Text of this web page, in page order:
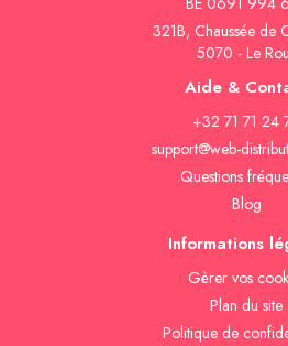
321B, Chaussée de
5070 - Le
Aide &
+32 71 71 24
support@web-
Questions
Blog
Informations
Gèrer vos
Plan du site
Politique de